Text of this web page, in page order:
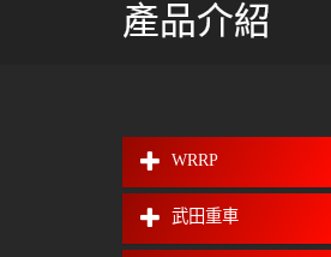
產品介紹
WRRP
武田重車